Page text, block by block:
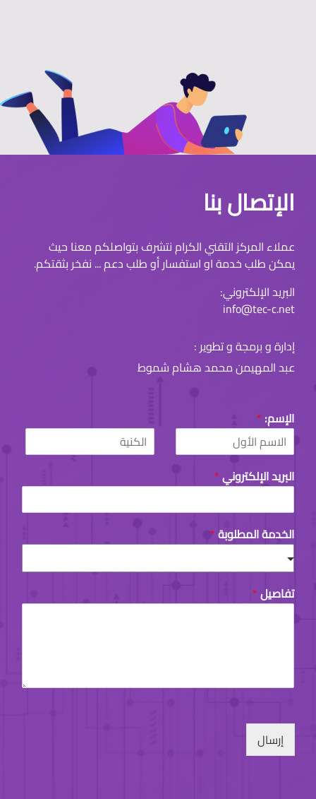
الإتصال بنا
عملاء المركز التقني الكرام نتشرف بتواصلكم معنا حيث
يمكن طلب خدمة او استفسار أو طلب دعم ... نفخر بثقتكم.
البريد الإلكتروني:
info@tec-c.net
إدارة و برمجة و تطوير :
عبد المهيمن محمد هشام شموط
الإسم: *
F
i
r
L
s البريد الإلكتروني*
الخدمة المطلوبة*
تفاصيل*
إرسال